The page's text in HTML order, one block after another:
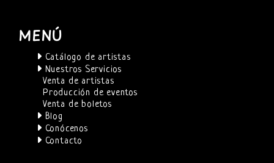
MENÚ
Catálogo de artistas
Nuestros Servicios
Venta de artistas
Producción de eventos
Venta de boletos
Blog
Conócenos
Contacto